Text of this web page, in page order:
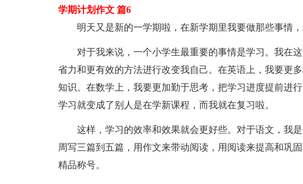
学期计划作文 篇6
明天又是新的一学期啦，在新学期里我要做那些事情，
对于我来说，一个小学生最重要的事情是学习。我在这
省力和更有效的方法进行改变我自己。在英语上，我要更
知识。在数学上，我要更加勤于思考，把学习进度提前进
学习就变成了别人是在学新课程，而我就在复习啦。
这样，学习的效率和效果就会更好些。对于语文，我是
周写三篇到五篇，用作文来带动阅读，用阅读来提高和巩
精品称号。